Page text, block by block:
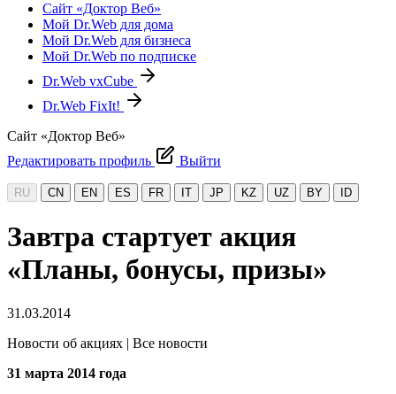
Сайт «Доктор Веб»
Мой Dr.Web для дома
Мой Dr.Web для бизнеса
Мой Dr.Web по подписке
Dr.Web vxCube
Dr.Web FixIt!
Сайт «Доктор Веб»
Редактировать профиль
Выйти
RU CN EN ES FR IT JP KZ UZ BY ID
Завтра стартует акция
«Планы, бонусы, призы»
31.03.2014
Новости об акциях | Все новости
31 марта 2014 года